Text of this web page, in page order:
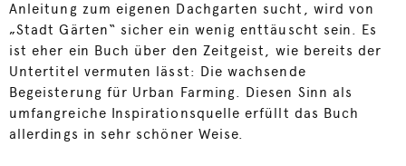
Anleitung zum eigenen Dachgarten sucht, wird von
„Stadt Gärten“ sicher ein wenig enttäuscht sein. Es
ist eher ein Buch über den Zeitgeist, wie bereits der
Untertitel vermuten lässt: Die wachsende
Begeisterung für Urban Farming. Diesen Sinn als
umfangreiche Inspirationsquelle erfüllt das Buch
allerdings in sehr schöner Weise.